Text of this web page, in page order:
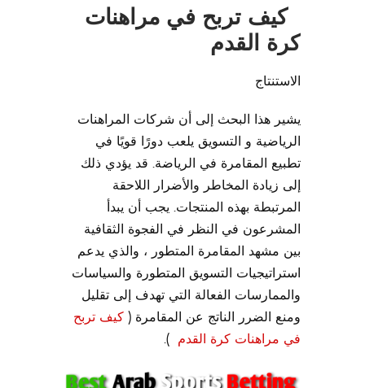
كيف تربح في مراهنات
كرة القدم
الاستنتاج
يشير هذا البحث إلى أن شركات المراهنات
الرياضية و التسويق يلعب دورًا قويًا في
تطبيع المقامرة في الرياضة. قد يؤدي ذلك
إلى زيادة المخاطر والأضرار اللاحقة
المرتبطة بهذه المنتجات. يجب أن يبدأ
المشرعون في النظر في الفجوة الثقافية
بين مشهد المقامرة المتطور ، والذي يدعم
استراتيجيات التسويق المتطورة والسياسات
والممارسات الفعالة التي تهدف إلى تقليل
ومنع الضرر الناتج عن المقامرة ( كيف تربح
في مراهنات كرة القدم ).